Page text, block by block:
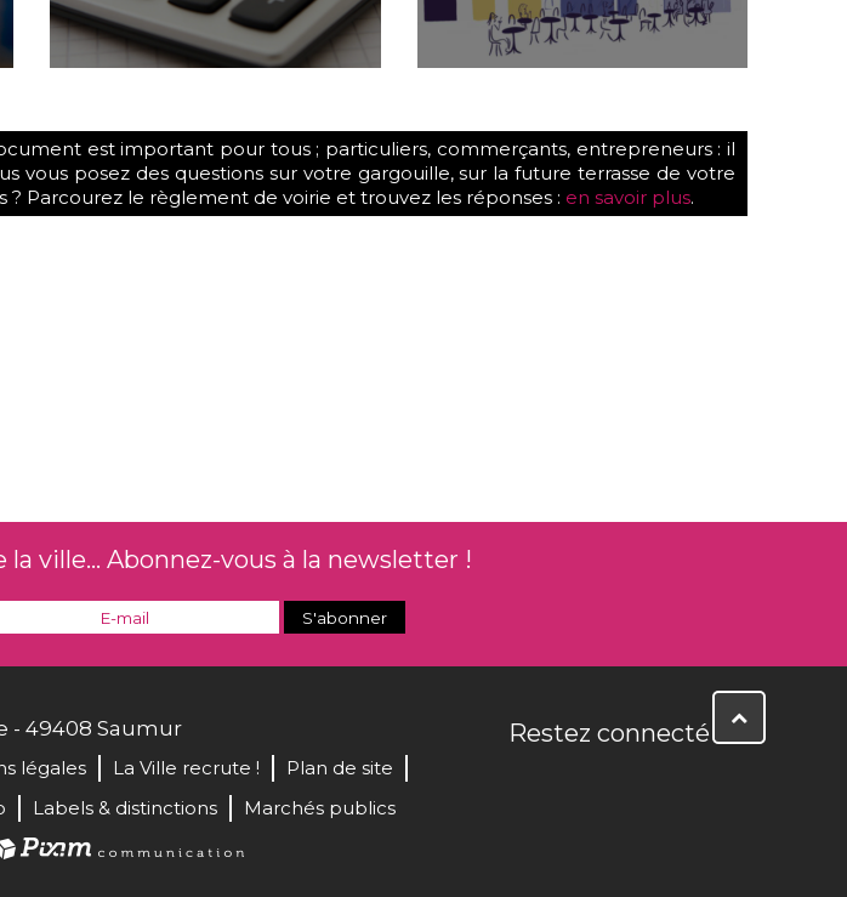
est important pour tous ; particuliers, commerçants, entrepreneurs : il
vous posez des questions sur votre gargouille, sur la future terrasse de votre
Parcourez le règlement de voirie et trouvez les réponses : en savoir plus.
ville... Abonnez-vous à la newsletter !
- 49408 Saumur
légales La Ville recrute !
Plan de site
Labels & distinctions
Marchés publics
Restez connecté